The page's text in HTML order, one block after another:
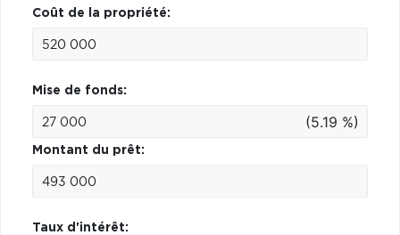
Coût de la propriété:
Mise de fonds:
(5.19 %)
Montant du prêt:
Taux d'intérêt: